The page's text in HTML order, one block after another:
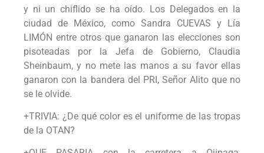
y ni un chiflido se ha oído. Los Delegados en la
ciudad de México, como Sandra CUEVAS y Lía
LIMÓN entre otros que ganaron las elecciones son
pisoteadas por la Jefa de Gobierno, Claudia
Sheinbaum, y no mete las manos a su favor ellas
ganaron con la bandera del PRI, Señor Alito que no
se le olvide.
+TRIVIA: ¿De qué color es el uniforme de las tropas
de la OTAN?